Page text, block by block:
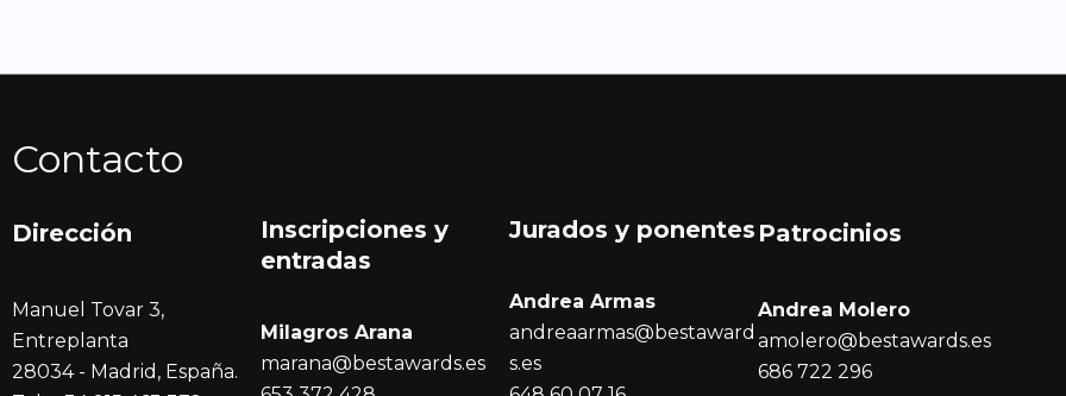
Contacto
Dirección
Manuel Tovar 3,
Entreplanta
28034 - Madrid, España.
Inscripciones y
entradas
Milagros Arana
marana@bestawards.es
Jurados y ponentes
Andrea Armas
andreaarmas@bestaward
s.es
Patrocinios
Andrea Molero
amolero@bestawards.es
686 722 296